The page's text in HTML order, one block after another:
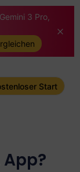
3 Pro,
Start